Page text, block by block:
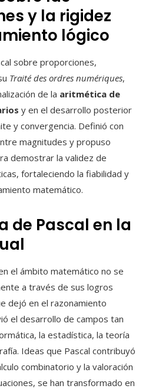
y la rigidez
lógico
sobre proporciones,
Traité des ordres numériques,
de la aritmética de
y en el desarrollo posterior
y convergencia. Definió con
magnitudes y propuso
demostrar la validez de
fortaleciendo la fiabilidad y
matemático.
de Pascal en la
el ámbito matemático no se
a través de sus logros
dejó en el razonamiento
el desarrollo de campos tan
la estadística, la teoría
Ideas que Pascal contribuyó
combinatorio y la valoración
se han transformado en